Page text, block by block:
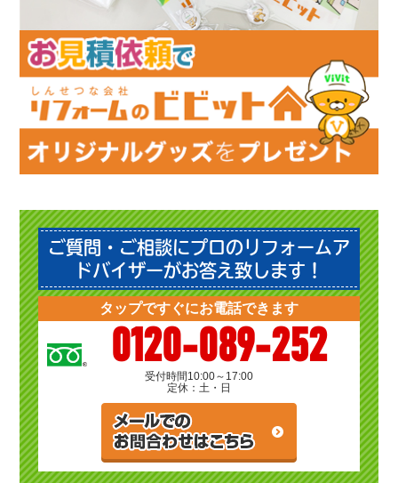
ご質問・ご相談にプロのリフォームア
ドバイザーがお答え致します！
タップですぐにお電話できます
0120-089-252
受付時間10:00～17:00
定休：土・日